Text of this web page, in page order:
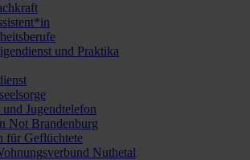
und Praktika
Jugendtelefon
Not Brandenburg
für Geflüchtete
Nuthetal